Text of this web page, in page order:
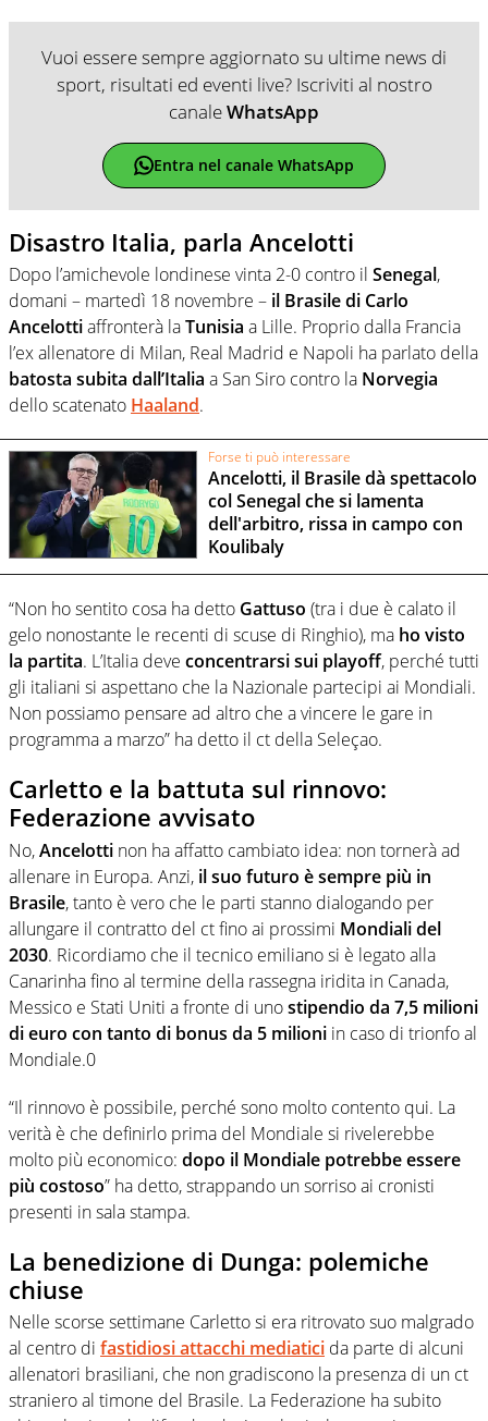
Vuoi essere sempre aggiornato su ultime news di
sport, risultati ed eventi live? Iscriviti al nostro
canaleWhatsApp
Entra nel canale WhatsApp
Disastro Italia, parla Ancelotti
Dopo l’amichevole londinese vinta 2-0 contro il Senegal,
domani – martedì 18 novembre – il Brasile di Carlo
Ancelottiaffronterà laTunisia a Lille. Proprio dalla Francia
l’ex allenatore di Milan, Real Madrid e Napoli ha parlato della
batosta subita dall’Italia a San Siro contro la Norvegia
dello scatenato Haaland.
Forse ti può interessare
Ancelotti, il Brasile dà spettacolo
col Senegal che si lamenta
dell'arbitro, rissa in campo con
Koulibaly
“Non ho sentito cosa ha detto Gattuso (tra i due è calato il
gelo nonostante le recenti di scuse di Ringhio), ma ho visto
la partita. L’Italia deve concentrarsi sui playoff, perché tutti
gli italiani si aspettano che la Nazionale partecipi ai Mondiali.
Non possiamo pensare ad altro che a vincere le gare in
programma a marzo” ha detto il ct della Seleçao.
Carletto e la battuta sul rinnovo:
Federazione avvisato
No,Ancelotti non ha affatto cambiato idea: non tornerà ad
allenare in Europa. Anzi, il suo futuro è sempre più in
Brasile, tanto è vero che le parti stanno dialogando per
allungare il contratto del ct fino ai prossimi Mondiali del
2030. Ricordiamo che il tecnico emiliano si è legato alla
Canarinha fino al termine della rassegna iridita in Canada,
Messico e Stati Uniti a fronte di unostipendio da 7,5 milioni
di euro con tanto di bonus da 5 milioni in caso di trionfo al
Mondiale.0
“Il rinnovo è possibile, perché sono molto contento qui. La
verità è che definirlo prima del Mondiale si rivelerebbe
molto più economico: dopo il Mondiale potrebbe essere
più costoso” ha detto, strappando un sorriso ai cronisti
presenti in sala stampa.
La benedizione di Dunga: polemiche
chiuse
Nelle scorse settimane Carletto si era ritrovato suo malgrado
al centro di fastidiosi attacchi mediatici da parte di alcuni
allenatori brasiliani, che non gradiscono la presenza di un ct
straniero al timone del Brasile. La Federazione ha subito